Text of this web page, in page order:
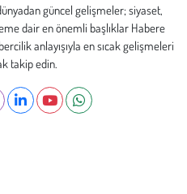
güncel gelişmeler; siyaset,
dair en önemli başlıklar Habere
anlayışıyla en sıcak gelişmeleri
takip edin.